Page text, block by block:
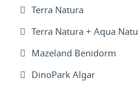
Terra Natura
Terra Natura + Aqua
Mazeland Benidorm
DinoPark Algar